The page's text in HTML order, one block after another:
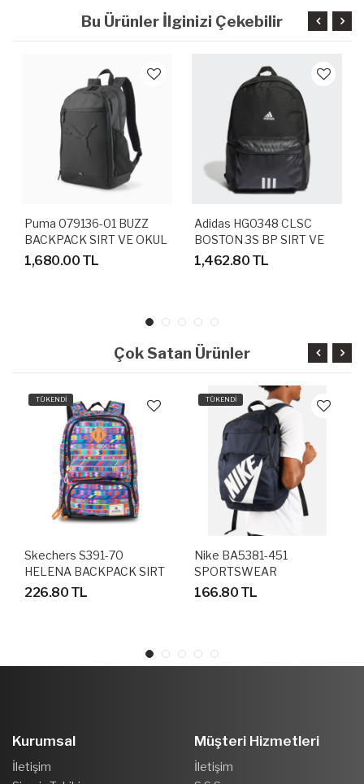
Bu Ürünler İlginizi Çekebilir
Puma 079136-01 BUZZ
BACKPACK SIRT VE OKUL
ÇANTASI
1,680.00 TL
Adidas HG0348 CLSC
BOSTON 3S BP SIRT VE
OKUL ÇANTASI
1,462.80 TL
Çok Satan Ürünler
TÜKENDİ
Skechers S391-70
HELENA BACKPACK SIRT
VE OKUL ÇANTASI 44 Cm
226.80 TL
TÜKENDİ
Nike BA5381-451
SPORTSWEAR
ELEMENTAL BP SIRT VE
166.80 TL
Kurumsal
İletişim
Müşteri Hizmetleri
İletişim